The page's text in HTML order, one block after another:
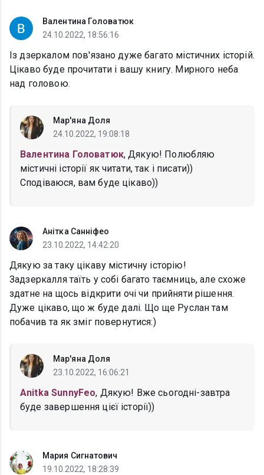
Валентина Головатюк
24.10.2022, 18:56:16
Із дзеркалом пов'язано дуже багато містичних історій.
Цікаво буде прочитати і вашу книгу. Мирного неба
над головою.
Мар'яна Доля
24.10.2022, 19:08:18
Валентина Головатюк, Дякую! Полюбляю
містичні історії як читати, так і писати))
Сподіваюся, вам буде цікаво))
Анітка Санніфео
23.10.2022, 14:42:20
Дякую за таку цікаву містичну історію!
Задзеркалля таїть у собі багато таємниць, але схоже
здатне на щось відкрити очі чи прийняти рішення.
Дуже цікаво, що ж буде далі. Що ще Руслан там
побачив та як зміг повернутися:)
Мар'яна Доля
23.10.2022, 16:06:21
Anitka SunnyFeo, Дякую! Вже сьогодні-завтра
буде завершення цієї історії))
Мария Сигнатович
19.10.2022, 18:28:39